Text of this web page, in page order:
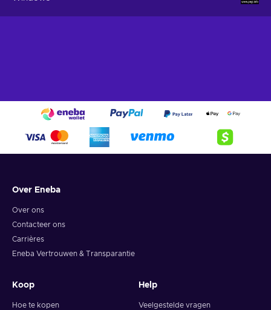
Over Eneba
Over ons
Contacteer ons
Carrières
Eneba Vertrouwen & Transparantie
Koop
Hoe te kopen
Help
Veelgestelde vragen